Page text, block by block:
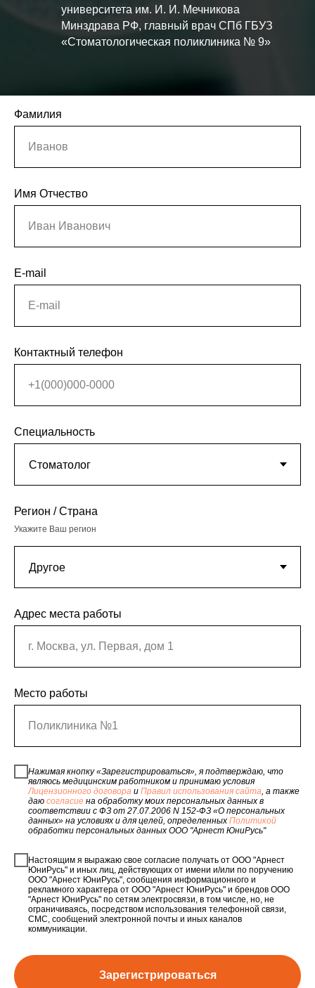
университета им. И. И. Мечникова
Минздрава РФ, главный врач СПб ГБУЗ
«Стоматологическая поликлиника № 9»
Фамилия
Иванов
Имя Отчество
Иван Иванович
E-mail
E-mail
Контактный телефон
+1(000)000-0000
Специальность
Регион / Страна
Укажите Ваш регион
Адрес места работы
г. Москва, ул. Первая, дом 1
Место работы
Поликлиника №1
Нажимая кнопку «Зарегистрироваться», я подтверждаю, что
являюсь медицинским работником и принимаю условия
Лицензионного договора и Правил использования сайта , а также
даю согласие на обработку моих персональных данных в
соответствии с ФЗ от 27.07.2006 N 152-ФЗ «О персональных
данных» на условиях и для целей, определенных Политикой
обработки персональных данных ООО "Арнест ЮниРусь"
Настоящим я выражаю свое согласие получать от ООО "Арнест
ЮниРусь" и иных лиц, действующих от имени и/или по поручению
ООО "Арнест ЮниРусь", сообщения информационного и
рекламного характера от ООО "Арнест ЮниРусь" и брендов ООО
"Арнест ЮниРусь" по сетям электросвязи, в том числе, но, не
ограничиваясь, посредством использования телефонной связи,
СМС, сообщений электронной почты и иных каналов
коммуникации.
Зарегистрироваться